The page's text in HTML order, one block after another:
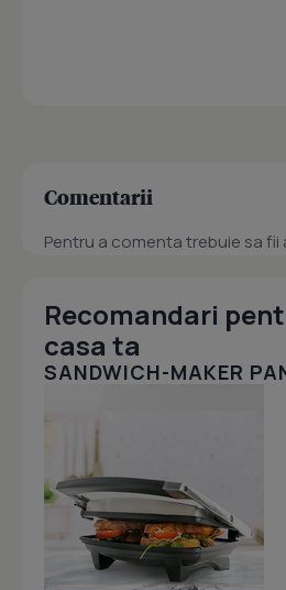
Comentarii
Pentru a comenta trebuie sa
Recomandari
casa ta
SANDWICH-MAKER